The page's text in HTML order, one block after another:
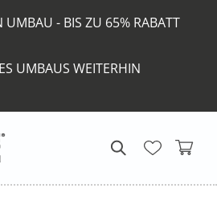
UMBAU - BIS ZU 65% RABATT
UMBAUS WEITERHIN